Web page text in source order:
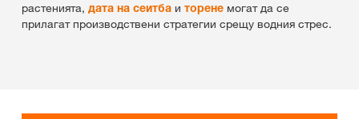
растенията, дата на сеитба и торене могат да се
прилагат производствени стратегии срещу водния стрес.